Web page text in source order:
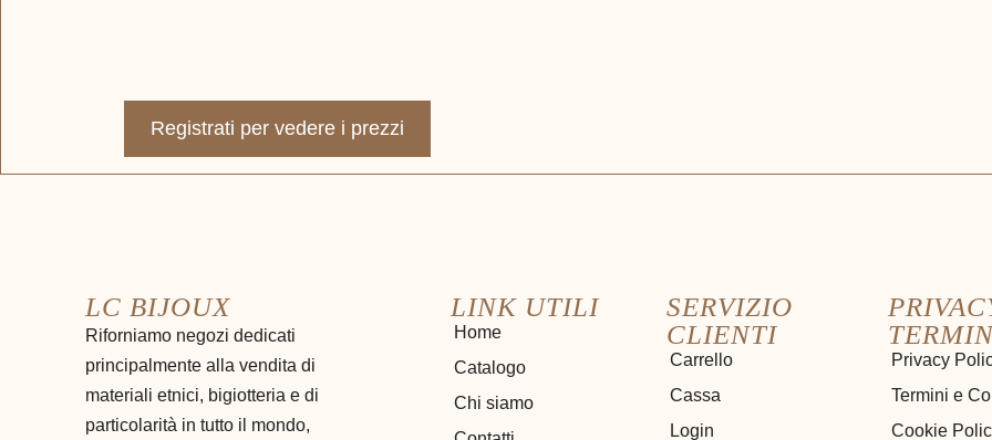
Registrati per vedere i prezzi
LC BIJOUX
Riforniamo negozi dedicati
principalmente alla vendita di
materiali etnici, bigiotteria e di
particolarità in tutto il mondo,
LINK UTILI
Home
Catalogo
Chi siamo
SERVIZIO
CLIENTI
Carrello
Cassa
Login
Privacy
Termini e
Cookie